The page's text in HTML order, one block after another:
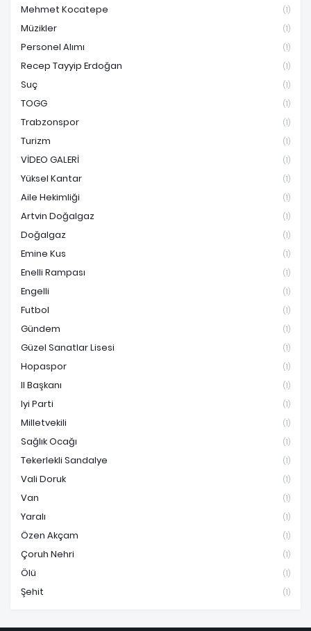
Mehmet Kocatepe (1)
Müzikler (1)
Personel Alımı (1)
Recep Tayyip Erdoğan (1)
Suç (1)
TOGG (1)
Trabzonspor (1)
Turizm (1)
VİDEO GALERİ (1)
Yüksel Kantar (1)
Aile Hekimliği (1)
Artvin Doğalgaz (1)
Doğalgaz (1)
Emine Kus (1)
Enelli Rampası (1)
Engelli (1)
Futbol (1)
Gündem (1)
Güzel Sanatlar Lisesi (1)
Hopaspor (1)
Il Başkanı (1)
Iyi Parti (1)
Milletvekili (1)
Sağlık Ocağı (1)
Tekerlekli Sandalye (1)
Vali Doruk (1)
Van (1)
Yaralı (1)
Özen Akçam (1)
Çoruh Nehri (1)
Ölü (1)
Şehit (1)